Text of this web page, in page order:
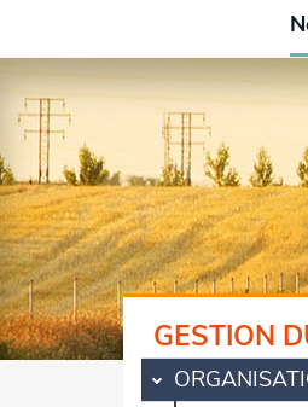
GESTION